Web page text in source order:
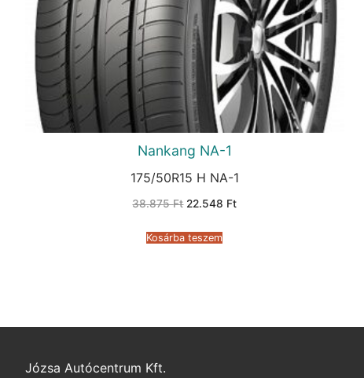
Nankang NA-1
175/50R15 H NA-1
38.875Ft Original
38.875 Ft.
22.548 FtCurrent
Kosárba teszem
Józsa Autócentrum Kft.